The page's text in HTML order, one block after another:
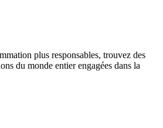
plus responsables, trouvez des
du monde entier engagées dans la